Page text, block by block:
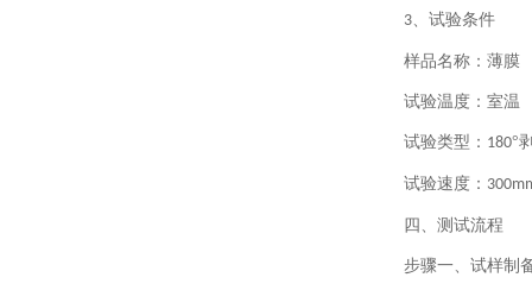
3、试验条件
样品名称：薄膜
试验温度：室温
试验类型： 180°
试验速度：
四、测试流程
步骤一、试样制